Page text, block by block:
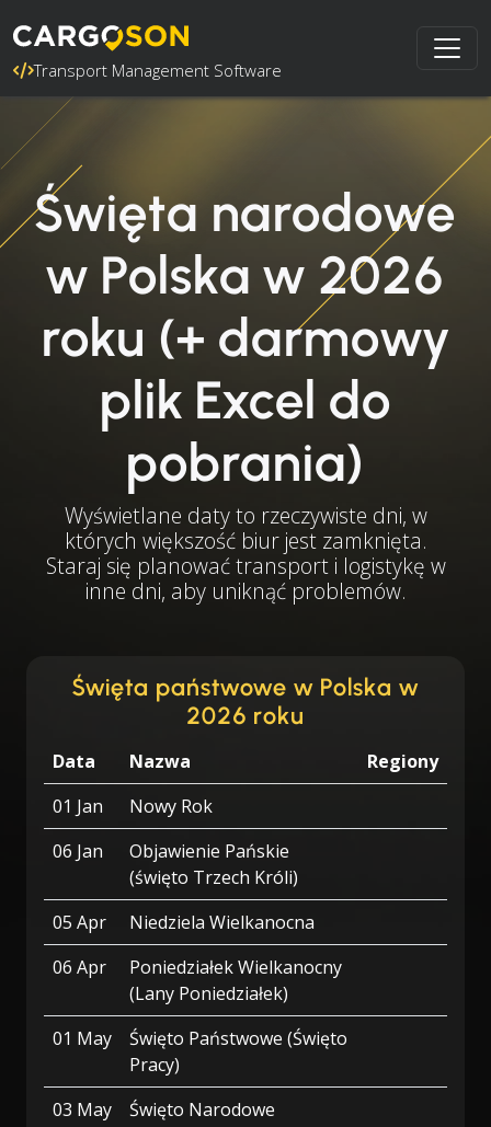
Transport Management Software
Święta narodowe
w Polska w 2026
roku (+ darmowy
plik Excel do
pobrania)
Wyświetlane daty to rzeczywiste dni, w
których większość biur jest zamknięta.
Staraj się planować transport i logistykę w
inne dni, aby uniknąć problemów.
Święta państwowe w Polska w
2026 roku
Data Nazwa
Regiony
01 Jan
Nowy Rok
06 Jan
Objawienie Pańskie
(święto Trzech Króli)
05 Apr
Niedziela Wielkanocna
06 Apr
Poniedziałek Wielkanocny
(Lany Poniedziałek)
01 May
Święto Państwowe (Święto
Pracy)
03 May
Święto Narodowe